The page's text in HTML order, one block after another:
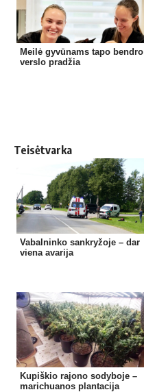
Meilė gyvūnams tapo bendro
verslo pradžia
Teisėtvarka
Vabalninko sankryžoje – dar
viena avarija
Kupiškio rajono sodyboje –
marichuanos plantacija